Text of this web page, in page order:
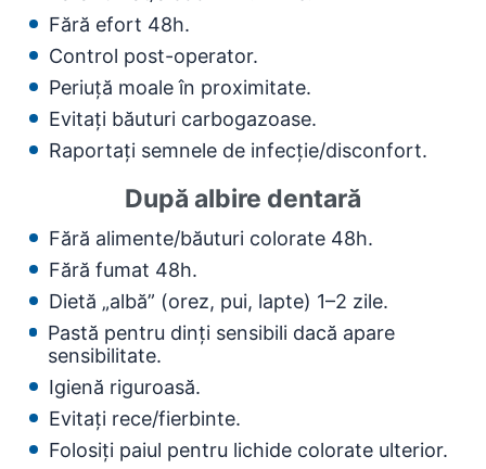
Fără efort 48h.
Control post-operator.
Periuță moale în proximitate.
Evitați băuturi carbogazoase.
Raportați semnele de infecție/disconfort.
După albire dentară
Fără alimente/băuturi colorate 48h.
Fără fumat 48h.
Dietă „albă” (orez, pui, lapte) 1–2 zile.
Pastă pentru dinți sensibili dacă apare
sensibilitate.
Igienă riguroasă.
Evitați rece/fierbinte.
Folosiți paiul pentru lichide colorate ulterior.